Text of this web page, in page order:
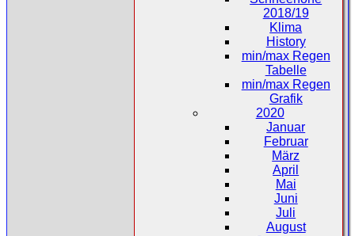
2018/19
Klima
History
min/max Regen
Tabelle
min/max Regen
Grafik
2020
Januar
Februar
März
April
Mai
Juni
Juli
August